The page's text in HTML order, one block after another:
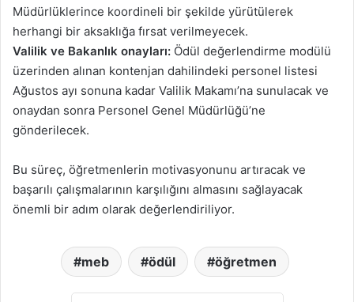
Müdürlüklerince koordineli bir şekilde yürütülerek
herhangi bir aksaklığa fırsat verilmeyecek.
Valilik ve Bakanlık onayları: Ödül değerlendirme modülü
üzerinden alınan kontenjan dahilindeki personel listesi
Ağustos ayı sonuna kadar Valilik Makamı’na sunulacak ve
onaydan sonra Personel Genel Müdürlüğü’ne
gönderilecek.
Bu süreç, öğretmenlerin motivasyonunu artıracak ve
başarılı çalışmalarının karşılığını almasını sağlayacak
önemli bir adım olarak değerlendiriliyor.
meb ödül öğretmen